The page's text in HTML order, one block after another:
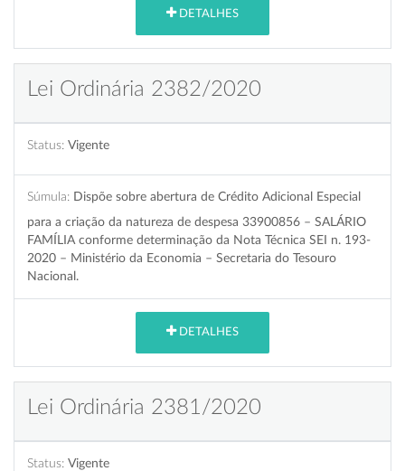
DETALHES
Lei Ordinária 2382/2020
Status: Vigente
Súmula: Dispõe sobre abertura de Crédito Adicional Especial
para a criação da natureza de despesa 33900856 – SALÁRIO
FAMÍLIA conforme determinação da Nota Técnica SEI n. 193-
2020 – Ministério da Economia – Secretaria do Tesouro
Nacional.
DETALHES
Lei Ordinária 2381/2020
Status: Vigente